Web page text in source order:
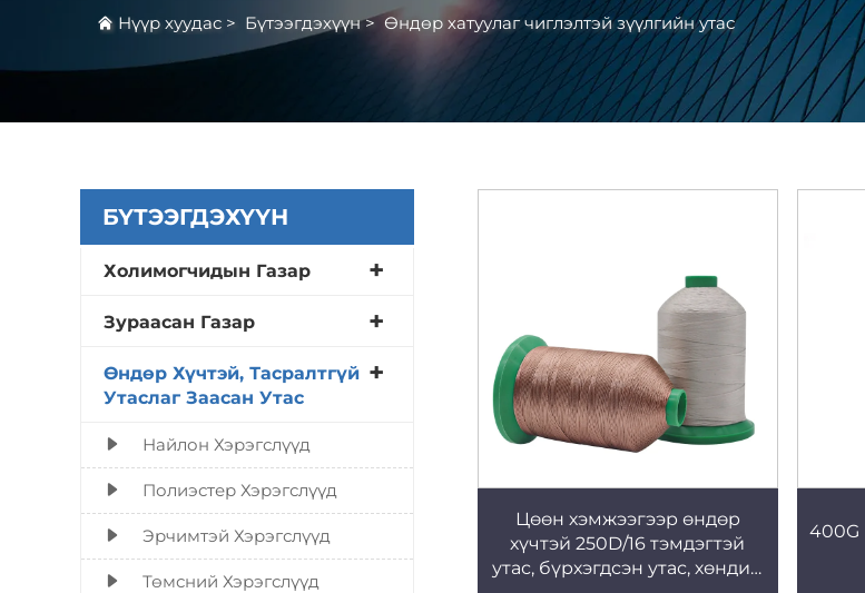
Нүүр хуудас > Бүтээгдэхүүн> Өндөр хатуулаг чиглэлтэй зүүлгийн утас
БҮТЭЭГДЭХҮҮН
Холимогчидын Газар
Зураасан Газар
Өндөр Хүчтэй, Тасралтгүй
Утаслаг Заасан Утас
Найлон Хэрэгслүүд
Полиэстер Хэрэгслүүд
Эрчимтэй Хэрэгслүүд
Төмсний Хэрэгслүүд
Цөөн хэмжээгээр өндөр
хүчтэй 250D/16 тэмдэгтэй
утас, бүрхэгдсэн утас, хөндий
400G